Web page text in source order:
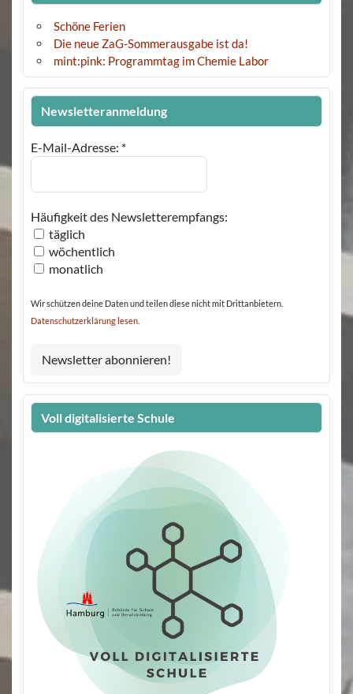
Schöne Ferien
Die neue ZaG-Sommerausgabe ist da!
mint:pink: Programmtag im Chemie Labor
Newsletteranmeldung
E-Mail-Adresse: *
Häufigkeit des Newsletterempfangs:
täglich
wöchentlich
monatlich
Wir schützen deine Daten und teilen diese nicht mit Drittanbietern.
Datenschutzerklärung lesen.
Voll digitalisierte Schule